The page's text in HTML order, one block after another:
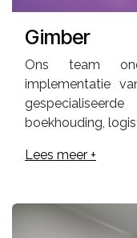
Gimber
Ons team
implementatie
boekhouding,
Lees meer +